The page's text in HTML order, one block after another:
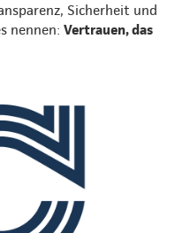
Sicherheit und
nennen: Vertrauen, das